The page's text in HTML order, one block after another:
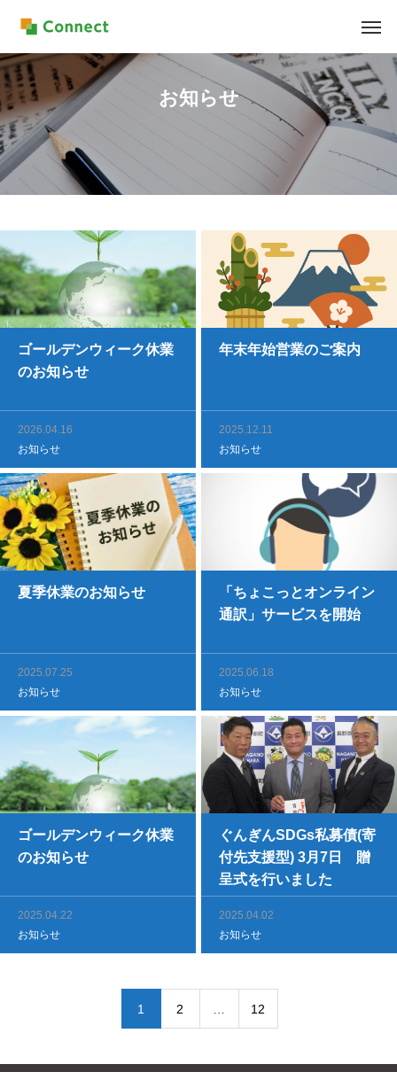
お知らせ
ゴールデンウィーク休業
のお知らせ
2026.04.16
お知らせ
年末年始営業のご案内
2025.12.11
お知らせ
夏季休業のお知らせ
2025.07.25
お知らせ
「ちょこっとオンライン
通訳」サービスを開始
2025.06.18
お知らせ
ゴールデンウィーク休業
のお知らせ
2025.04.22
お知らせ
ぐんぎんSDGs私募債(寄
付先支援型) 3月7日 贈
呈式を行いました
2025.04.02
お知らせ
1 2 12